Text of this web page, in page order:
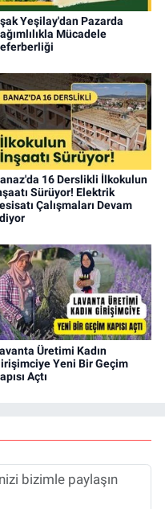
Yeşilay'dan Pazarda
Mücadele
16 Derslikli İlkokulun
Sürüyor! Elektrik
Çalışmaları Devam
Üretimi Kadın
Yeni Bir Geçim
Açtı